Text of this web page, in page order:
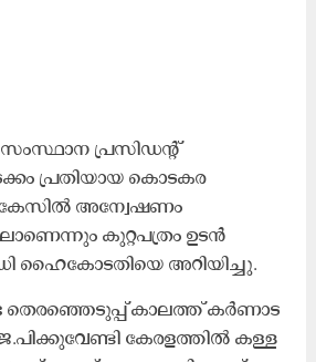
സംസ്ഥാന പ്രസിഡന്റ്
പ്രതിയായ കൊടകര
കേസിൽ അന്വേഷണം
കുറ്റപത്രം ഉടൻ
ഹൈകോടതിയെ അറിയിച്ചു.
തെ​ര​ഞ്ഞെ​ടു​പ്പ് കാ​ല​ത്ത് ക​ർ​ണാ​ട​
കേ​ര​ള​ത്തി​ൽ ക​ള്ള​